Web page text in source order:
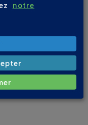
ZOU !
A3.
notre